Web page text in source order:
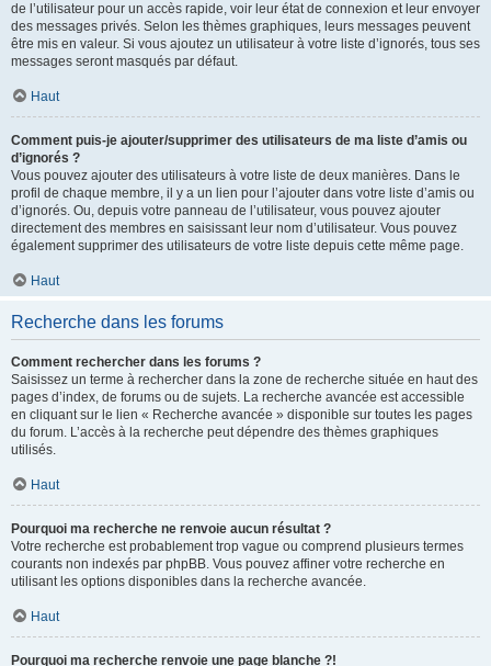
de l’utilisateur pour un accès rapide, voir leur état de connexion et leur envoyer
des messages privés. Selon les thèmes graphiques, leurs messages peuvent
être mis en valeur. Si vous ajoutez un utilisateur à votre liste d’ignorés, tous ses
messages seront masqués par défaut.
Haut
Comment puis-je ajouter/supprimer des utilisateurs de ma liste d’amis ou
d’ignorés ?
Vous pouvez ajouter des utilisateurs à votre liste de deux manières. Dans le
profil de chaque membre, il y a un lien pour l’ajouter dans votre liste d’amis ou
d’ignorés. Ou, depuis votre panneau de l’utilisateur, vous pouvez ajouter
directement des membres en saisissant leur nom d’utilisateur. Vous pouvez
également supprimer des utilisateurs de votre liste depuis cette même page.
Haut
Recherche dans les forums
Comment rechercher dans les forums ?
Saisissez un terme à rechercher dans la zone de recherche située en haut des
pages d’index, de forums ou de sujets. La recherche avancée est accessible
en cliquant sur le lien « Recherche avancée » disponible sur toutes les pages
du forum. L’accès à la recherche peut dépendre des thèmes graphiques
utilisés.
Haut
Pourquoi ma recherche ne renvoie aucun résultat ?
Votre recherche est probablement trop vague ou comprend plusieurs termes
courants non indexés par phpBB. Vous pouvez affiner votre recherche en
utilisant les options disponibles dans la recherche avancée.
Haut
Pourquoi ma recherche renvoie une page blanche ?!